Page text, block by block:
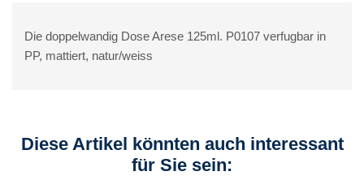
Die doppelwandig Dose Arese 125ml. P0107 verfugbar in
PP, mattiert, natur/weiss
Diese Artikel könnten auch interessant
für Sie sein: